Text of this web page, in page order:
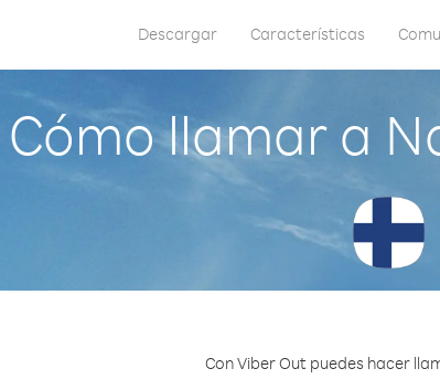
Descargar Características
Cómo llamar a
Con Viber Out puedes hacer